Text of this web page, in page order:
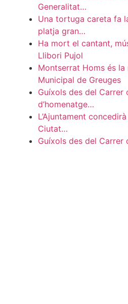
Generalitat…
Una tortuga careta fa
platja gran…
Ha mort el cantant,
Llibori Pujol
Montserrat Homs és la
Municipal de Greuges
Guíxols des del Carrer
d’homenatge…
L’Ajuntament
Ciutat…
Guíxols des del